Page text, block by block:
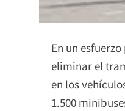
En un
eliminar el
en los
1.500